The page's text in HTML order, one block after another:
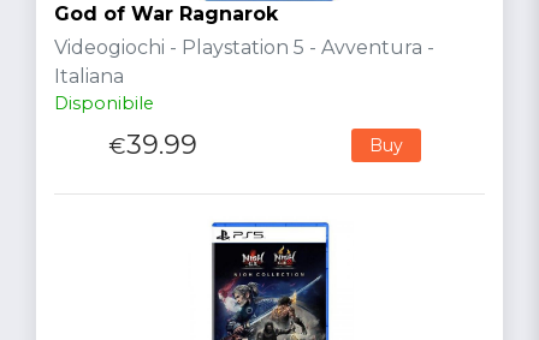
God of War Ragnarok
Videogiochi - Playstation 5 - Avventura -
Italiana
Disponibile
€39.99 Buy